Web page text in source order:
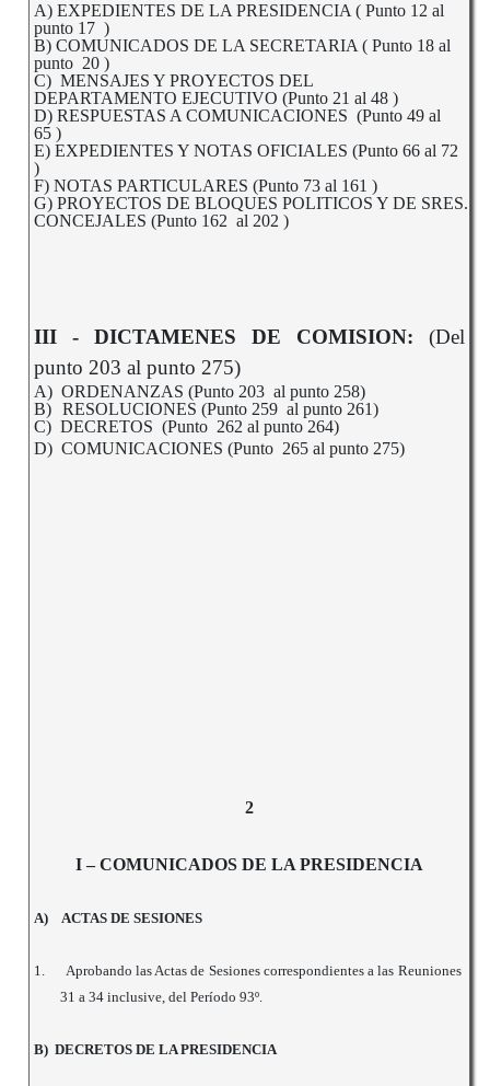
A) EXPEDIENTES DE LA PRESIDENCIA ( Punto 12 al
punto 17 )
B) COMUNICADOS DE LA SECRETARIA ( Punto 18 al
punto 20 )
C) MENSAJES Y PROYECTOS DEL
DEPARTAMENTO EJECUTIVO (Punto 21 al 48 )
D) RESPUESTAS A COMUNICACIONES (Punto 49 al
65 )
E) EXPEDIENTES Y NOTAS OFICIALES (Punto 66 al 72
)
F) NOTAS PARTICULARES (Punto 73 al 161 )
G) PROYECTOS DE BLOQUES POLITICOS Y DE SRES.
CONCEJALES (Punto 162 al 202 )
III - DICTAMENES DE COMISION: (Del
punto 203 al punto 275)
A) ORDENANZAS (Punto 203 al punto 258)
B)
RESOLUCIONES (Punto 259 al punto 261)
C) DECRETOS (Punto 262 al punto 264)
D) COMUNICACIONES (Punto 265 al punto 275)
2
I – COMUNICADOS DE LA PRESIDENCIA
A) ACTAS DE SESIONES
1.
Aprobando las Actas de Sesiones correspondientes a las Reuniones
31 a 34 inclusive, del Período 93º.
B) DECRETOS DE LA PRESIDENCIA